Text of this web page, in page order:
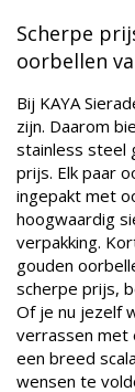
Scherpe
oorbellen
Bij KAYA
zijn. Daarom
stainless steel
prijs. Elk paar
ingepakt met
hoogwaardig
verpakking.
gouden
scherpe prijs,
Of je nu jezelf
verrassen met
een breed
wensen te